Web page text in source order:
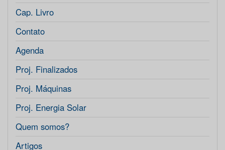
Cap. Livro
Contato
Agenda
Proj. Finalizados
Proj. Máquinas
Proj. Energia Solar
Quem somos?
Artigos